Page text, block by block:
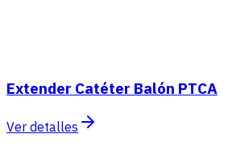
Extender Catéter Balón PTCA
Ver detalles